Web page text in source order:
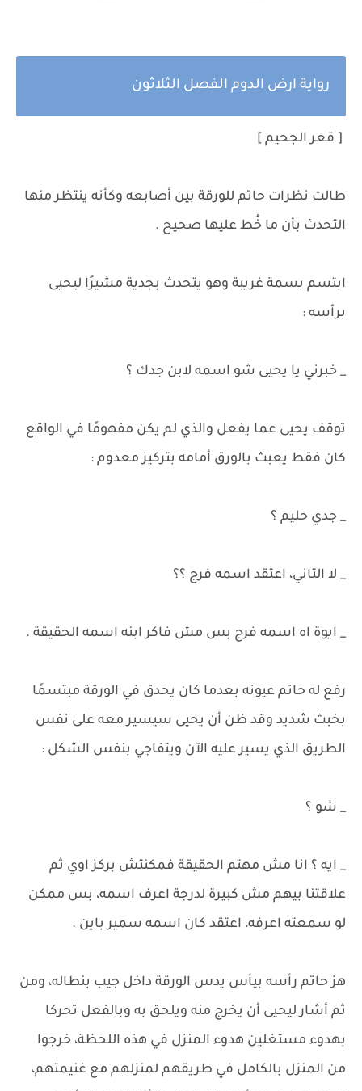
رواية ارض الدوم الفصل الثلاثون
[ قعر الجحيم ]
طالت نظرات حاتم للورقة بين أصابعه وكأنه ينتظر منها
التحدث بأن ما خُط عليها صحيح .
ابتسم بسمة غريبة وهو يتحدث بجدية مشيرًا ليحيى
برأسه :
_ خبرني يا يحيى شو اسمه لابن جدك ؟
توقف يحيى عما يفعل والذي لم يكن مفهومًا في الواقع
كان فقط يعبث بالورق أمامه بتركيز معدوم :
_ جدي حليم ؟
_ لا التاني، اعتقد اسمه فرج ؟؟
_ ايوة اه اسمه فرج بس مش فاكر ابنه اسمه الحقيقة .
رفع له حاتم عيونه بعدما كان يحدق في الورقة مبتسمًا
بخبث شديد وقد ظن أن يحيى سيسير معه على نفس
الطريق الذي يسير عليه الآن ويتفاجي بنفس الشكل :
_ شو ؟
_ ايه ؟ انا مش مهتم الحقيقة فمكنتش بركز اوي ثم
علاقتنا بيهم مش كبيرة لدرجة اعرف اسمه، بس ممكن
لو سمعته اعرفه، اعتقد كان اسمه سمير باين .
هز حاتم رأسه بيأس يدس الورقة داخل جيب بنطاله، ومن
ثم أشار ليحيى أن يخرج منه ويلحق به وبالفعل تحركا
بهدوء مستغلين هدوء المنزل في هذه اللحظة، خرجوا
من المنزل بالكامل في طريقهم لمنزلهم مع غنيمتهم،